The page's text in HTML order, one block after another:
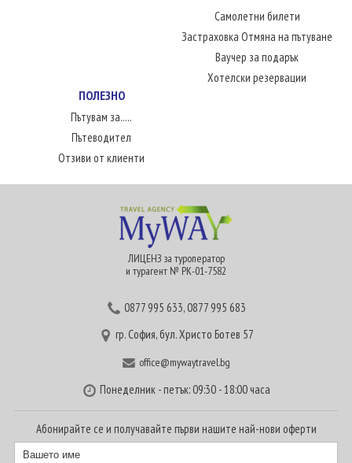
Самолетни билети
Застраховка Отмяна на пътуване
Ваучер за подарък
Хотелски резервации
ПОЛЕЗНО
Пътувам за.....
Пътеводител
Отзиви от клиенти
ЛИЦЕНЗ за туроператор
и турагент № РК-01-7582
0877 995 633,0877 995 683
гр. София, бул. Христо Ботев 57
office@mywaytravel.bg
Понеделник - петък: 09:30 - 18:00 часа
Абонирайте се и получавайте първи нашите най-нови оферти